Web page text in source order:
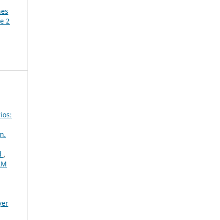
2
,